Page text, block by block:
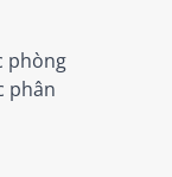
phòng
phân